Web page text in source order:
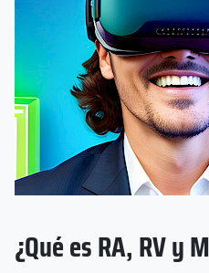
¿Qué es RA, RV y